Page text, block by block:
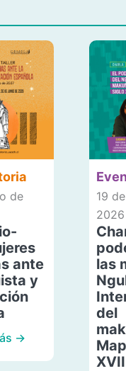
de
ante
y
→
19
2026
las
del